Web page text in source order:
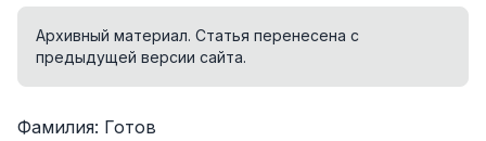
Архивный материал. Статья перенесена с
предыдущей версии сайта.
Фамилия: Готов